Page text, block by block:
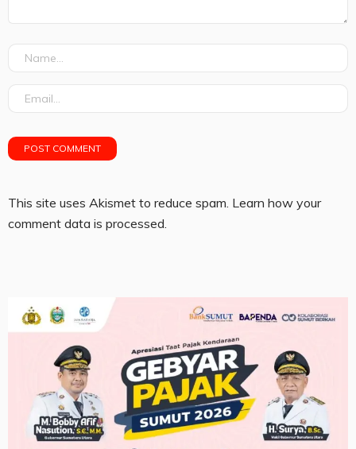
This site uses Akismet to reduce spam. Learn how your
comment data is processed.